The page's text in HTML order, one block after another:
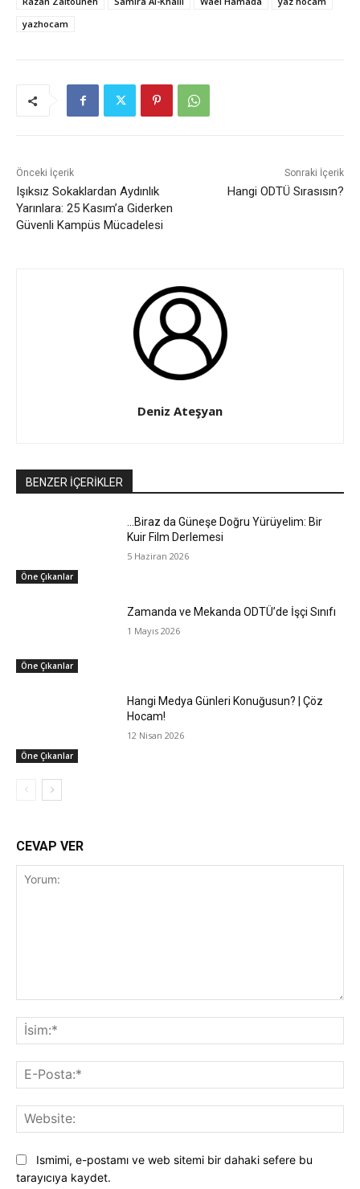
yazhocam
Önceki İçerik
Işıksız Sokaklardan Aydınlık
Yarınlara: 25 Kasım’a Giderken
Güvenli Kampüs Mücadelesi
Sonraki İçerik
Hangi ODTÜ Sırasısın?
Deniz Ateşyan
BENZER İÇERİKLER
Öne Çıkanlar
…Biraz da Güneşe Doğru Yürüyelim: Bir
Kuir Film Derlemesi
5 Haziran 2026
Öne Çıkanlar
Zamanda ve Mekanda ODTÜ’de İşçi Sınıfı
1 Mayıs 2026
Öne Çıkanlar
Hangi Medya Günleri Konuğusun? | Çöz
Hocam!
12 Nisan 2026
CEVAP VER
Ismimi, e-postamı ve web sitemi bir dahaki sefere bu
tarayıcıya kaydet.